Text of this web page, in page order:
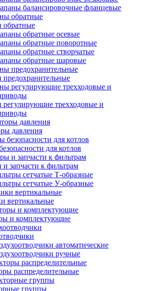
балансировочные фланцевые
обратные
обратные осевые
обратные поворотные
обратные створчатые
обратные шаровые
трехходовые и
давления
для котлов
запчасти к фильтрам
сетчатые Т-образные
сетчатые У-образные
вертикальные
и комплектующие
автоматические
ручные
распределительные
группы